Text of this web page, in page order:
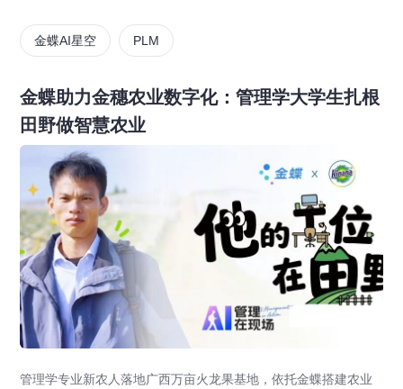
金蝶AI星空 PLM
金蝶助力金穗农业数字化：管理学大学生扎根
田野做智慧农业
管理学专业新农人落地广西万亩火龙果基地，依托金蝶搭建农业